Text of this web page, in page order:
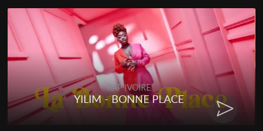
RAP IVOIRE
YILIM - BONNE PLACE